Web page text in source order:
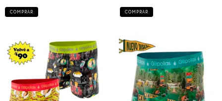
COMPRAR COMPRAR